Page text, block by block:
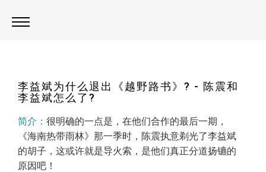
李益斌为什么退出《越野路书》? - 陈震和
李益斌怎么了?
简介： 很明确的一点是，在他们合作的最后一期，
《海南热带雨林》那一季时，陈震执意剃光了李益斌
的胡子，这或许就是导火索，是他们真正分道扬镳的
原因吧！